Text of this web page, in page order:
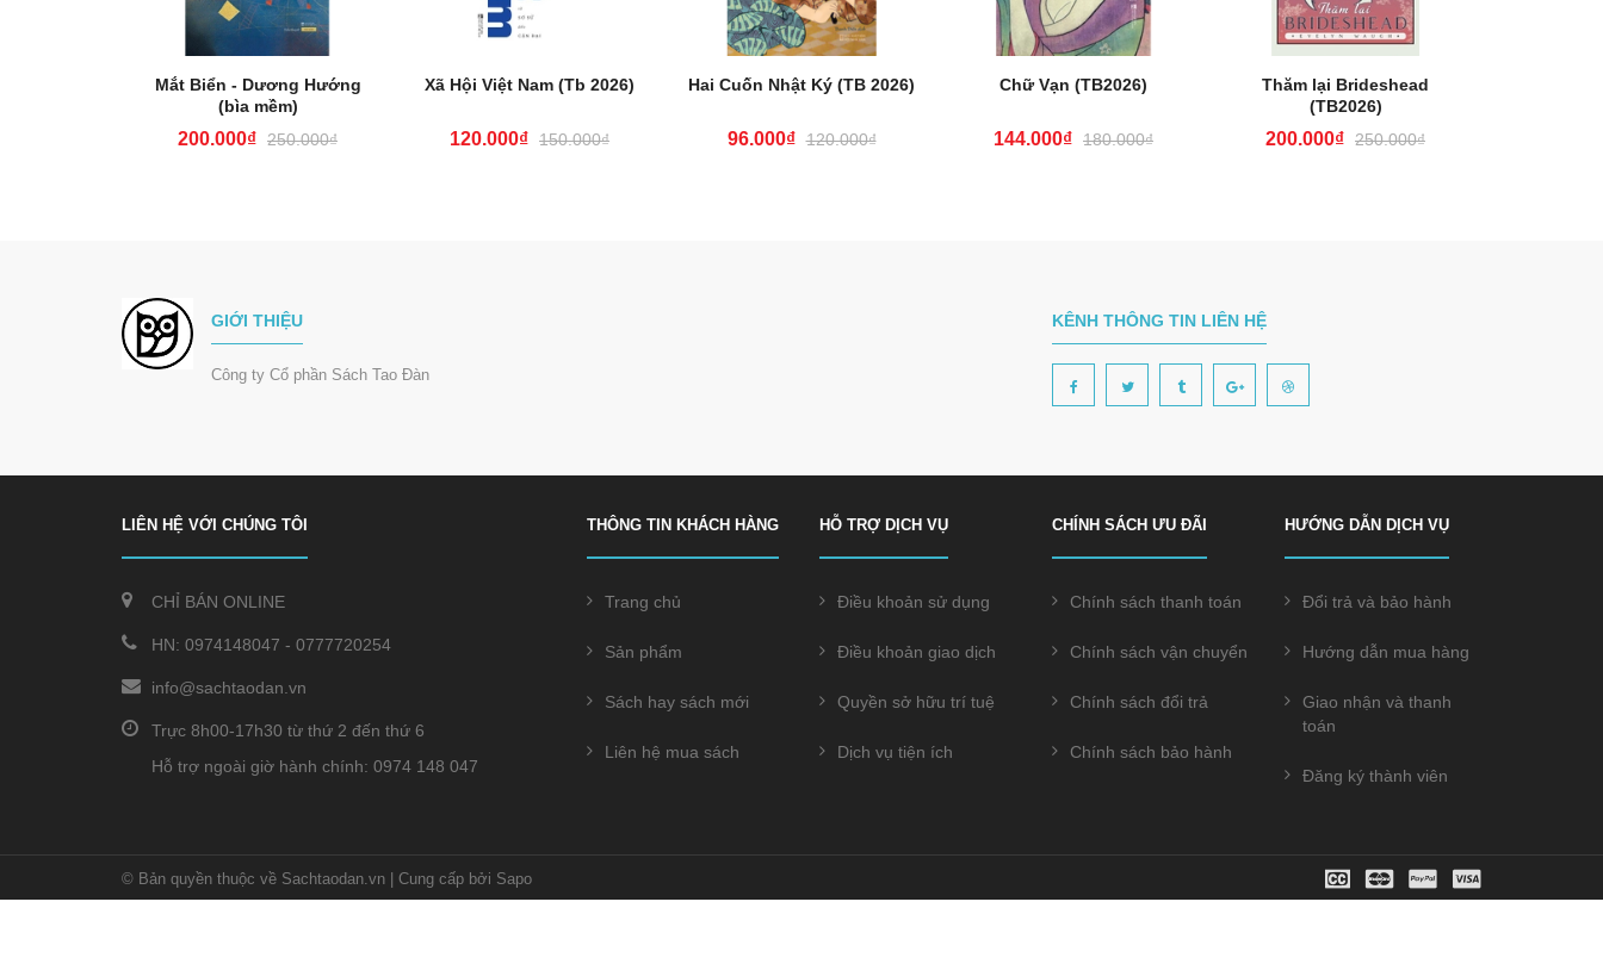
Mắt Biển - Dương Hướng
(bìa mềm)
200.000₫ 250.000₫
Xã Hội Việt Nam (Tb 2026)
120.000₫ 150.000₫
Hai Cuốn Nhật Ký (TB 2026)
96.000₫ 120.000₫
Chữ Vạn (TB2026)
144.000₫ 180.000₫
Thăm lại Brideshead
(TB2026)
200.000₫ 250.000₫
GIỚI THIỆU
Công ty Cổ phần Sách Tao Đàn
KÊNH THÔNG TIN LIÊN HỆ
LIÊN HỆ VỚI CHÚNG TÔI
CHỈ BÁN ONLINE
HN: 0974148047 - 0777720254
info@sachtaodan.vn
Trực 8h00-17h30 từ thứ 2 đến thứ 6
Hỗ trợ ngoài giờ hành chính: 0974 148 047
THÔNG TIN KHÁCH HÀNG
Trang chủ
Sản phẩm
Sách hay sách mới
Liên hệ mua sách
HỖ TRỢ DỊCH VỤ
Điều khoản sử dụng
Điều khoản giao dịch
Quyền sở hữu trí tuệ
Dịch vụ tiện ích
CHÍNH SÁCH ƯU ĐÃI
Chính sách thanh toán
Chính sách vận chuyển
Chính sách đổi trả
Chính sách bảo hành
HƯỚNG DẪN DỊCH VỤ
Đổi trả và bảo hành
Hướng dẫn mua hàng
Giao nhận và thanh
toán
Đăng ký thành viên
© Bản quyền thuộc về Sachtaodan.vn Cung cấp bởi Sapo